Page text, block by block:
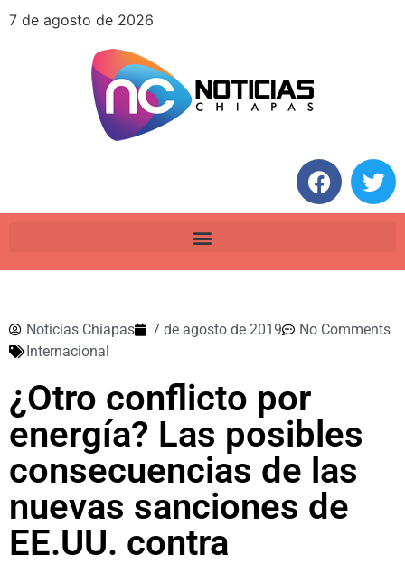
7 de agosto de 2026
Noticias Chiapas 7 de agosto de 2019
No Comments
Internacional
¿Otro conflicto por
energía? Las posibles
consecuencias de las
nuevas sanciones de
EE.UU. contra